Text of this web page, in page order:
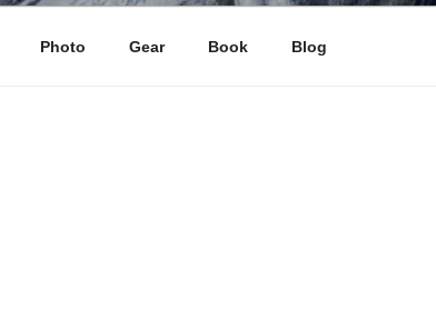
Photo Gear Book Blog